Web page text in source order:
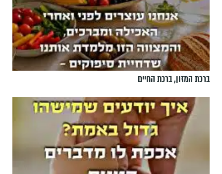
ברכת המזון, ברכת החיים